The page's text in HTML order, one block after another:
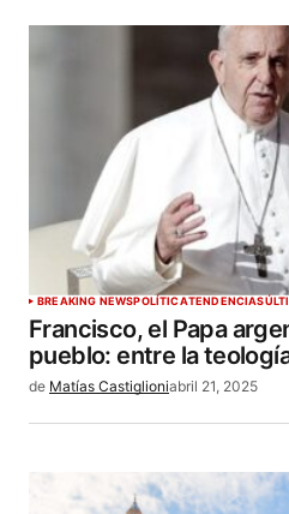
BREAKING NEWSPOLÍTICATENDENCIAS
Francisco, el Papa
pueblo: entre la
de Matías Castiglioniabril 21, 2025